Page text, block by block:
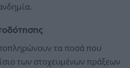
τα ποσά που
των στοχευμένων πράξεων